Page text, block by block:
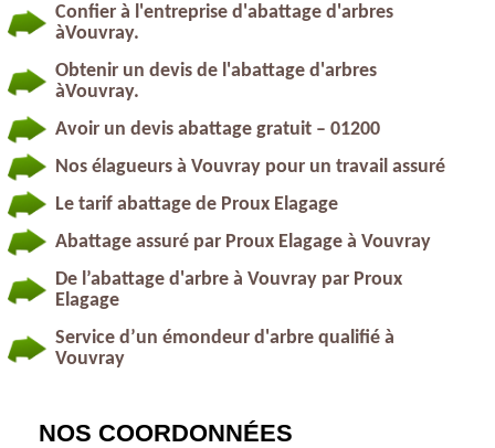
Confier à l'entreprise d'abattage d'arbres
àVouvray.
Obtenir un devis de l'abattage d'arbres
àVouvray.
Avoir un devis abattage gratuit – 01200
Nos élagueurs à Vouvray pour un travail assuré
Le tarif abattage de Proux Elagage
Abattage assuré par Proux Elagage à Vouvray
De l’abattage d'arbre à Vouvray par Proux
Elagage
Service d’un émondeur d'arbre qualifié à
Vouvray
NOS COORDONNÉES